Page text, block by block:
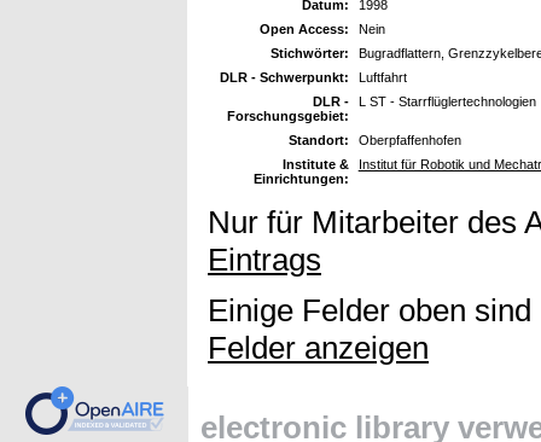
Datum:
1998
Open Access:
Nein
Stichwörter:
Bugradflattern,
DLR - Schwerpunkt:
Luftfahrt
DLR -
Forschungsgebiet:
L ST - Starrflüglertechnologien
Standort:
Oberpfaffenhofen
Institute &
Einrichtungen:
Institut für Robotik und
Nur für Mitarbeiter des
Eintrags
Einige Felder oben
Felder anzeigen
electronic library